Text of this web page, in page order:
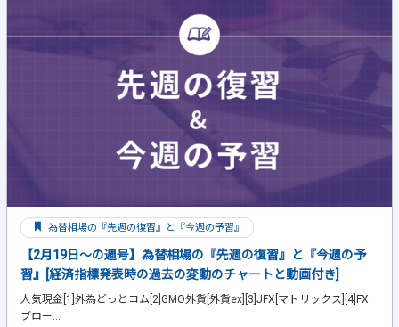
為替相場の『先週の復習』と『今週の予習』
【2月19日～の週号】為替相場の『先週の復習』と『今週の予
習』[経済指標発表時の過去の変動のチャートと動画付き]
人気現金[1]外為どっとコム[2]GMO外貨[外貨ex][3]JFX[マトリックス][4]FX
ブロー...